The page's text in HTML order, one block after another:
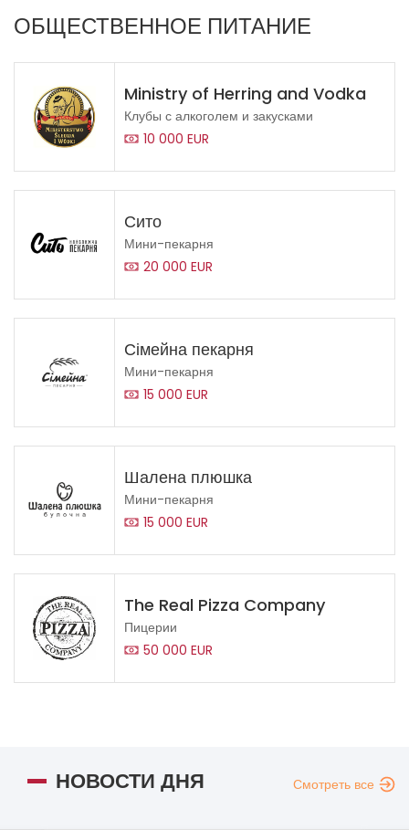
ОБЩЕСТВЕННОЕ ПИТАНИЕ
Ministry of Herring and Vodka
Клубы с алкоголем и закусками
10 000 EUR
Сито
Мини-пекарня
20 000 EUR
Сімейна пекарня
Мини-пекарня
15 000 EUR
Шалена плюшка
Мини-пекарня
15 000 EUR
The Real Pizza Company
Пицерии
50 000 EUR
НОВОСТИ ДНЯ Смотреть все